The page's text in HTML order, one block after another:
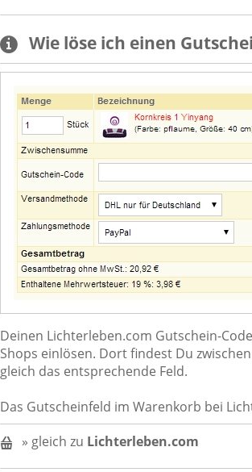
Wie löse ich einen
Deinen Lichterleben.com Gutschein-
Shops einlösen. Dort findest Du
gleich das entsprechende Feld.
Das Gutscheinfeld im Warenkorb bei
» gleich zu Lichterleben.com